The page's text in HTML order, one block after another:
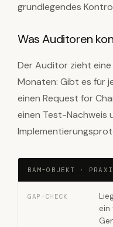
grundlegendes
Was Auditoren
Der Auditor zieht
Monaten: Gibt es für
einen Request for
einen Test-Nachweis
BAM-OBJEKT ·
GAP-CHECK
ein